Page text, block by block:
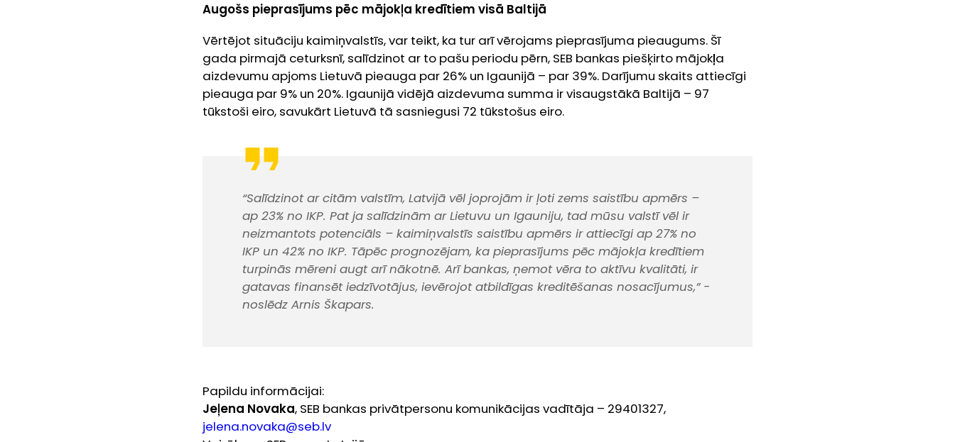
Augošs pieprasījums pēc mājokļa kredītiem visā Baltijā
Vērtējot situāciju kaimiņvalstīs, var teikt, ka tur arī vērojams pieprasījuma pieaugums. Šī
gada pirmajā ceturksnī, salīdzinot ar to pašu periodu pērn, SEB bankas piešķirto mājokļa
aizdevumu apjoms Lietuvā pieauga par 26% un Igaunijā – par 39%. Darījumu skaits attiecīgi
pieauga par 9% un 20%. Igaunijā vidējā aizdevuma summa ir visaugstākā Baltijā – 97
tūkstoši eiro, savukārt Lietuvā tā sasniegusi 72 tūkstošus eiro.
“Salīdzinot ar citām valstīm, Latvijā vēl joprojām ir ļoti zems saistību apmērs –
ap 23% no IKP. Pat ja salīdzinām ar Lietuvu un Igauniju, tad mūsu valstī vēl ir
neizmantots potenciāls – kaimiņvalstīs saistību apmērs ir attiecīgi ap 27% no
IKP un 42% no IKP. Tāpēc prognozējam, ka pieprasījums pēc mājokļa kredītiem
turpinās mēreni augt arī nākotnē. Arī bankas, ņemot vēra to aktīvu kvalitāti, ir
gatavas finansēt iedzīvotājus, ievērojot atbildīgas kreditēšanas nosacījumus,” -
noslēdz Arnis Škapars.
Papildu informācijai:
Jeļena Novaka, SEB bankas privātpersonu komunikācijas vadītāja – 29401327,
jelena.novaka@seb.lv